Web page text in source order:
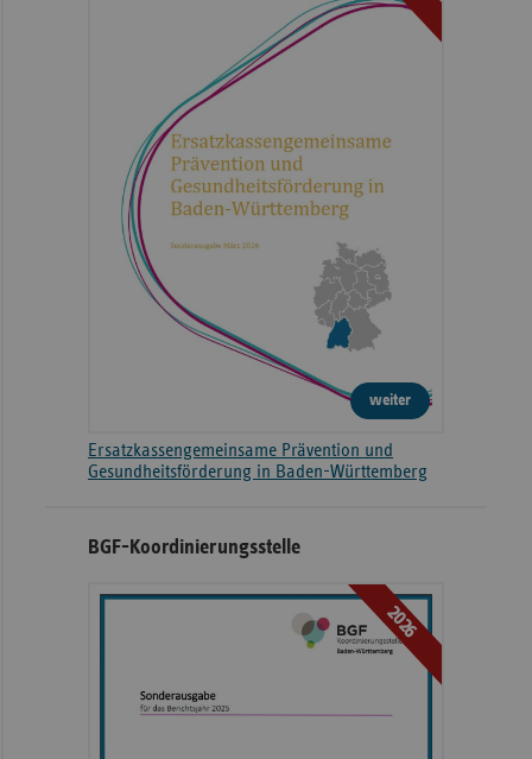
weiter
Ersatzkassengemeinsame Prävention und
Gesundheitsförderung in Baden-Württemberg
BGF-Koordinierungsstelle
2026